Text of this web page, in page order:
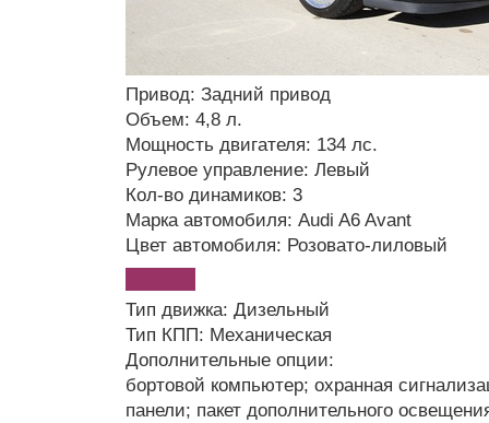
Привод: Задний привод
Объем: 4,8 л.
Мощность двигателя: 134 лс.
Рулевое управление: Левый
Кол-во динамиков: 3
Марка автомобиля: Audi A6 Avant
Цвет автомобиля: Розовато-лиловый
Тип движка: Дизельный
Тип КПП: Механическая
Дополнительные опции:
бортовой компьютер; охранная
панели; пакет дополнительного